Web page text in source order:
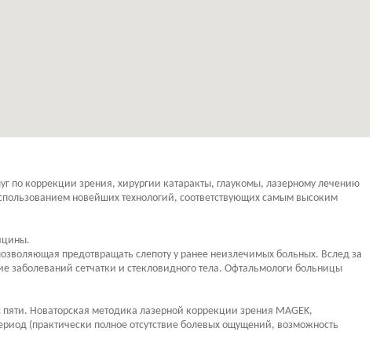
по коррекции зрения, хирургии катаракты, глаукомы, лазерному лечению
новейших технологий, соответствующих самым высоким
предотвращать слепоту у ранее неизлечимых больных. Вслед за
заболеваний сетчатки и стекловидного тела. Офтальмологи больницы
Новаторская методика лазерной коррекции зрения MAGEK,
(практически полное отсутствие болевых ощущений, возможность